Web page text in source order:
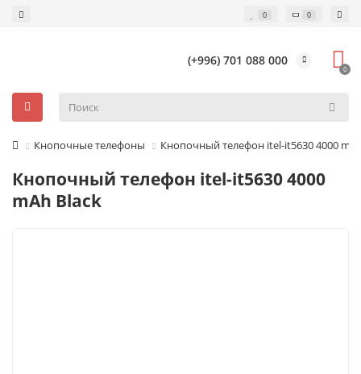
0 0
(+996) 701 088 000
0
Кнопочные телефоны Кнопочный телефон itel-it5630 4000
Кнопочный телефон itel-it5630 4000
mAh Black